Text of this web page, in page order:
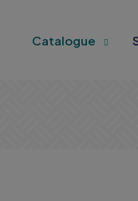
Catalogue